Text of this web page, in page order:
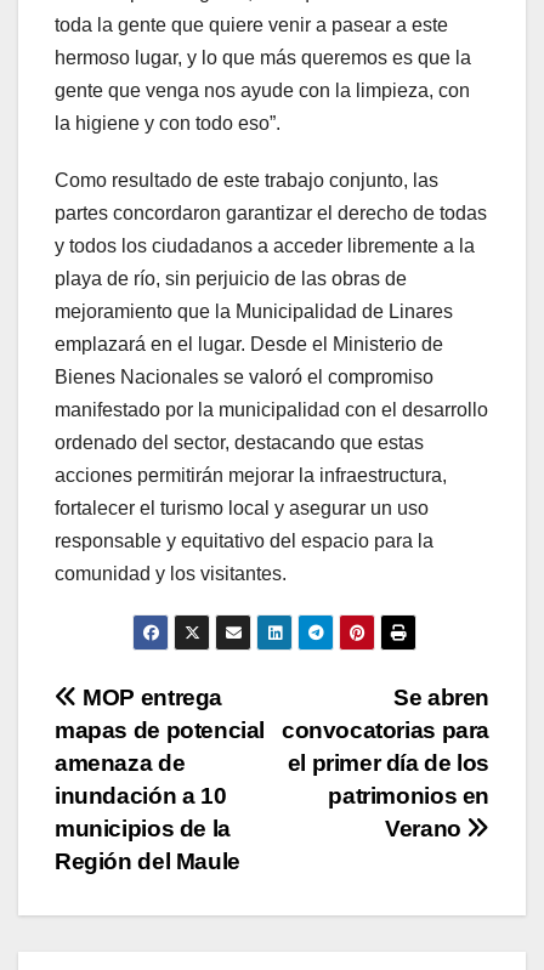
toda la gente que quiere venir a pasear a este
hermoso lugar, y lo que más queremos es que la
gente que venga nos ayude con la limpieza, con
la higiene y con todo eso”.
Como resultado de este trabajo conjunto, las
partes concordaron garantizar el derecho de todas
y todos los ciudadanos a acceder libremente a la
playa de río, sin perjuicio de las obras de
mejoramiento que la Municipalidad de Linares
emplazará en el lugar. Desde el Ministerio de
Bienes Nacionales se valoró el compromiso
manifestado por la municipalidad con el desarrollo
ordenado del sector, destacando que estas
acciones permitirán mejorar la infraestructura,
fortalecer el turismo local y asegurar un uso
responsable y equitativo del espacio para la
comunidad y los visitantes.
Navegación
de
entradas
Se abren
convocatorias para
el primer día de los
patrimonios en
Verano
MOP entrega
mapas de potencial
amenaza de
inundación a 10
municipios de la
Región del Maule